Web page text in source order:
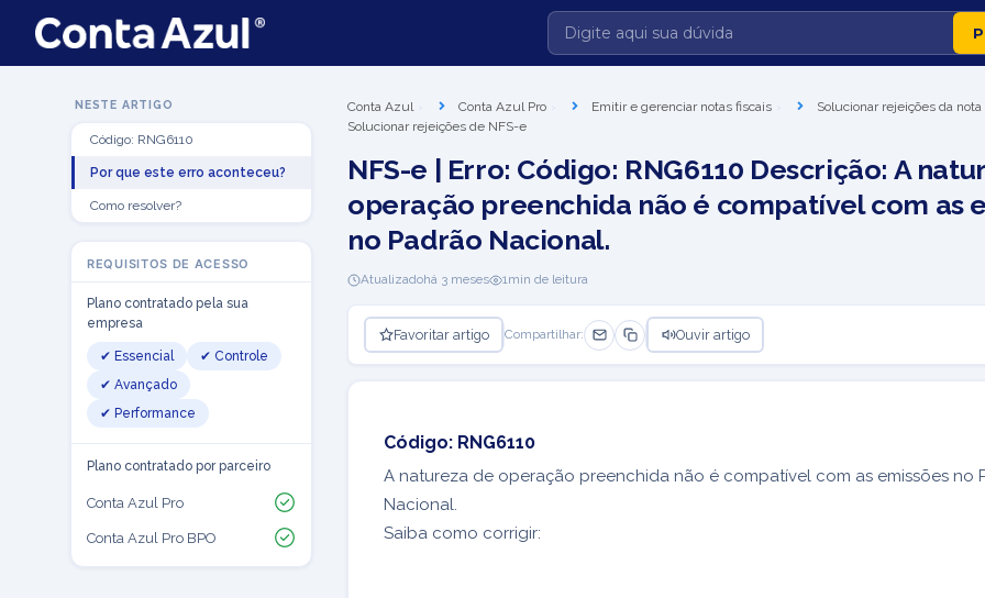
NESTE ARTIGO
Código: RNG6110
Por que este erro aconteceu?
Como resolver?
REQUISITOS DE ACESSO
Plano contratado pela sua
empresa
✔ Essencial
✔ Controle
✔ Avançado
✔ Performance
Plano contratado por parceiro
Conta Azul Pro
Conta Azul Pro BPO
Conta Azul Conta Azul Pro Emitir e gerenciar notas fiscais
Solucionar rejeições da nota
Solucionar rejeições de NFS-e
NFS-e | Erro: Código: RNG6110 Descrição: A
operação preenchida não é compatível com as
no Padrão Nacional.
Atualizadohá 3 meses 1min de leitura
Favoritar artigo Compartilhar: Ouvir artigo
Código: RNG6110
A natureza de operação preenchida não é compatível com as emissões no
Nacional.
Saiba como corrigir: